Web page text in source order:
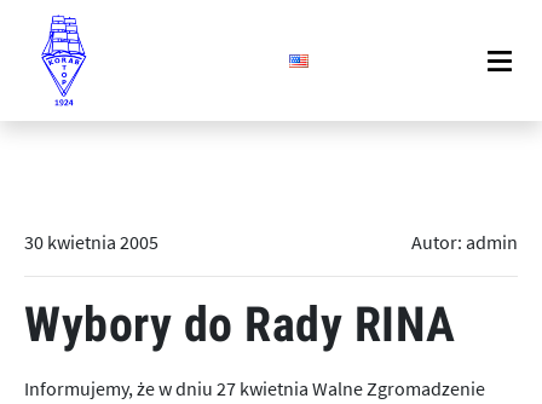
30 kwietnia 2005 Autor: admin
Wybory do Rady RINA
Informujemy, że w dniu 27 kwietnia Walne Zgromadzenie